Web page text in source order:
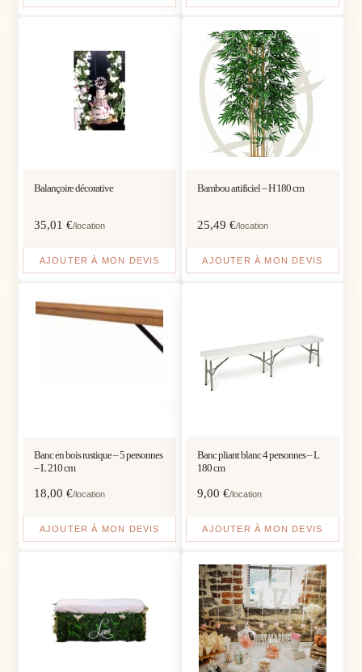
Balançoire décorative
35,01€/location
AJOUTER À MON DEVIS
Bambou artificiel – H 180 cm
25,49 €/location
AJOUTER À MON DEVIS
Banc en bois rustique – 5 personnes
– L 210 cm
18,00€/location
AJOUTER À MON DEVIS
Banc pliant blanc 4 personnes – L
180 cm
9,00 €/location
AJOUTER À MON DEVIS